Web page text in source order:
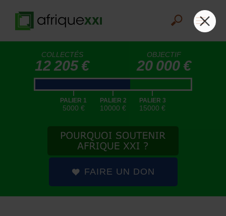
COLLECTÉS
12 205 €
OBJECTIF
20 000 €
|
PALIER 1
5000 €
|
PALIER 2
10000 €
|
PALIER 3
15000 €
FAIRE UN DON